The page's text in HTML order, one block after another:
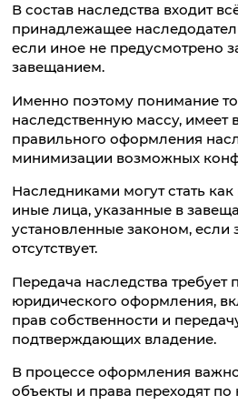
В состав наследства входит
принадлежащее
если иное не предусмотрено
завещанием.
Именно поэтому понимание
наследственную массу, имеет
правильного оформления
минимизации возможных
Наследниками могут стать
иные лица, указанные в
установленные законом, если
отсутствует.
Передача наследства требует
юридического оформления,
прав собственности и
подтверждающих владение.
В процессе оформления важно
объекты и права переходят по